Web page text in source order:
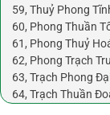
59, Thuỷ Phong
60, Phong Thuần
61, Phong Thuỷ
62, Phong Trạch
63, Trạch Phong
64, Trạch Thuần